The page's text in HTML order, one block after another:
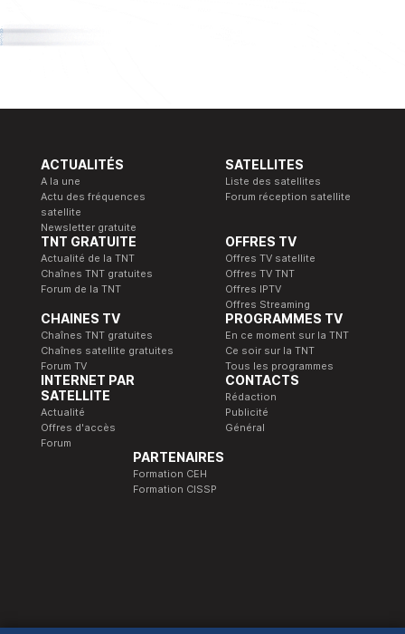
ACTUALITÉS
A la une
Actu des fréquences
satellite
Newsletter gratuite
SATELLITES
Liste des satellites
Forum réception satellite
TNT GRATUITE
Actualité de la TNT
Chaînes TNT gratuites
Forum de la TNT
OFFRES TV
Offres TV satellite
Offres TV TNT
Offres IPTV
Offres Streaming
CHAINES TV
Chaînes TNT gratuites
Chaînes satellite gratuites
Forum TV
PROGRAMMES TV
En ce moment sur la TNT
Ce soir sur la TNT
Tous les programmes
INTERNET PAR
SATELLITE
Actualité
Offres d'accès
Forum
CONTACTS
Rédaction
Publicité
Général
PARTENAIRES
Formation CEH
Formation CISSP